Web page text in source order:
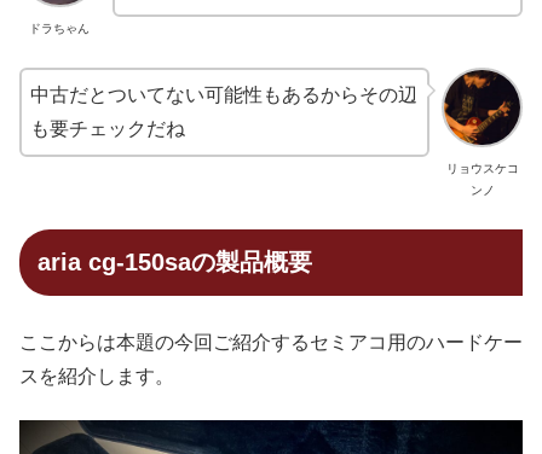
ドラちゃん
リョウスケコ
ンノ
中古だとついてない可能性もあるからその辺
も要チェックだね
aria cg-150saの製品概要
ここからは本題の今回ご紹介するセミアコ用のハードケー
スを紹介します。